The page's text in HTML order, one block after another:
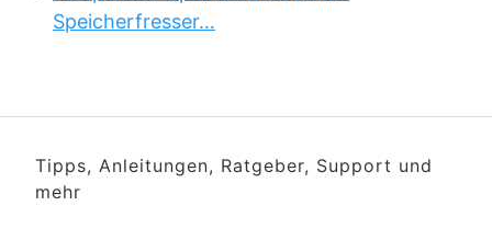
Speicherfresser…
Tipps, Anleitungen, Ratgeber, Support und
mehr